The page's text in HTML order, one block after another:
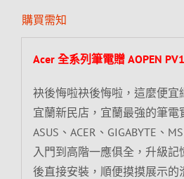
購買需知
Acer 全系列筆電贈 AOPEN
袂後悔啦袂後悔啦，這麼便宜
宜蘭新民店，宜蘭最強的筆電
ASUS、ACER、GIGABYTE、
入門到高階一應俱全，升級
後直接安裝，順便摸摸展示的